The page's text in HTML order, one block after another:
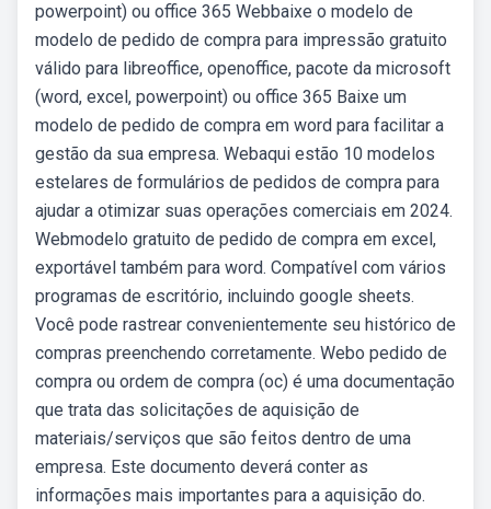
powerpoint) ou office 365 Webbaixe o modelo de
modelo de pedido de compra para impressão gratuito
válido para libreoffice, openoffice, pacote da microsoft
(word, excel, powerpoint) ou office 365 Baixe um
modelo de pedido de compra em word para facilitar a
gestão da sua empresa. Webaqui estão 10 modelos
estelares de formulários de pedidos de compra para
ajudar a otimizar suas operações comerciais em 2024.
Webmodelo gratuito de pedido de compra em excel,
exportável também para word. Compatível com vários
programas de escritório, incluindo google sheets.
Você pode rastrear convenientemente seu histórico de
compras preenchendo corretamente. Webo pedido de
compra ou ordem de compra (oc) é uma documentação
que trata das solicitações de aquisição de
materiais/serviços que são feitos dentro de uma
empresa. Este documento deverá conter as
informações mais importantes para a aquisição do.